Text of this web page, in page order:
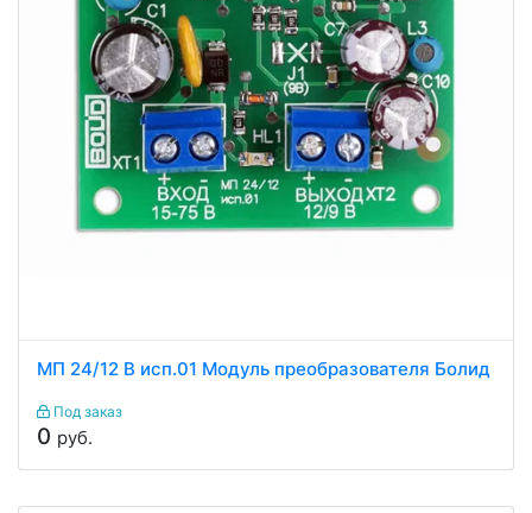
МП 24/12 В исп.01 Модуль преобразователя Болид
Под заказ
0 руб.